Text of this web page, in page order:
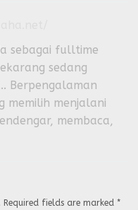
sebagai fulltime
sedang
Berpengalaman
memilih menjalani
membaca,
Required fields are marked *